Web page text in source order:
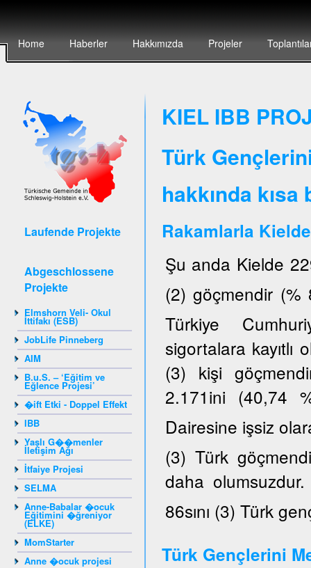
Home Haberler Hakkımızda Projeler
Laufende Projekte
Abgeschlossene
Projekte
Elmshorn Veli- Okul
İttifakı (ESB)
JobLife Pinneberg
AIM
B.u.S. – ‘Eğitim ve
Eğlence Projesi’
�ift Etki - Doppel Effekt
IBB
Yaşlı G��menler
İletişim Ağı
İtfaiye Projesi
SELMA
Anne-Babalar �ocuk
Eğitimini �ğreniyor
(ELKE)
MomStarter
Anne �ocuk projesi
KIEL IBB
Türk
hakkında
Rakamlarla
Şu anda Kielde
(2) göçmendir (%
Türkiye
sigortalara
(3) kişi
2.171ini (40,74
Dairesine işsiz
(3) Türk
daha
86sını (3) Türk
Türk Gençlerini